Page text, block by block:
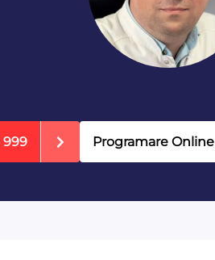
999 Programare Online